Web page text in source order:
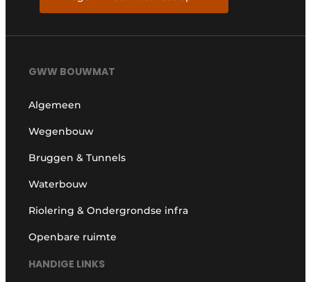
GWW BOUWMAT
Algemeen
Wegenbouw
Bruggen & Tunnels
Waterbouw
Riolering & Ondergrondse infra
Openbare ruimte
HANDIGE LINKS